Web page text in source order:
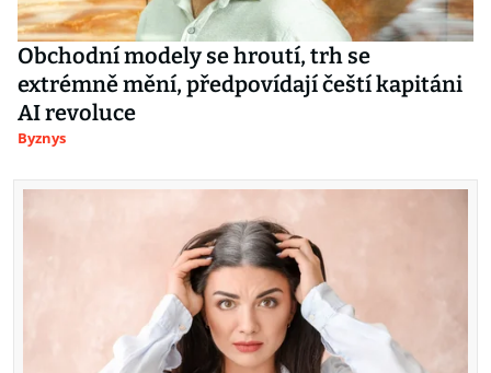
Obchodní modely se hroutí, trh se
extrémně mění, předpovídají čeští kapitáni
AI revoluce
Byznys